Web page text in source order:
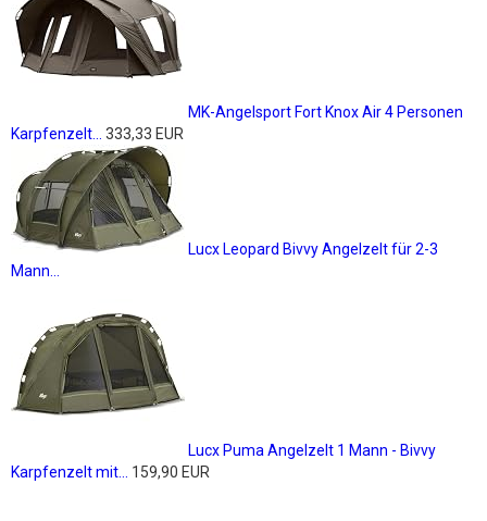
MK-Angelsport Fort Knox Air 4 Personen
Karpfenzelt...
333,33 EUR
Lucx Leopard Bivvy Angelzelt für 2-3
Mann...
Lucx Puma Angelzelt 1 Mann - Bivvy
Karpfenzelt mit...
159,90 EUR